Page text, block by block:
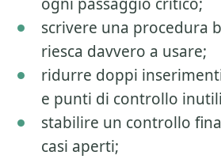
scrivere una procedura
riesca davvero a usare;
ridurre doppi
e punti di controllo
stabilire un controllo
casi aperti;